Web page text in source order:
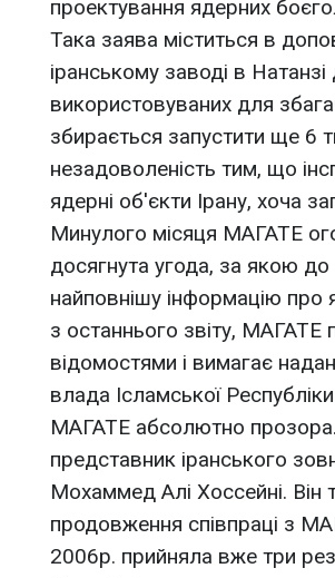
проектування ядерних
Така заява міститься в
іранському заводі в
використовуваних для
збирається запустити ще 6
незадоволеність тим, що
ядерні об'єкти Ірану, хоча
Минулого місяця МАГАТЕ
досягнута угода, за якою
найповнішу інформацію
з останнього звіту,
відомостями і вимагає
влада Ісламської
МАГАТЕ абсолютно
представник іранського
Мохаммед Алі Хоссейні. Він
продовження співпраці з
2006р. прийняла вже три